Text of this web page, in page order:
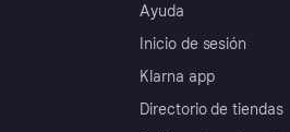
Ayuda
Inicio de sesión
Klarna app
Directorio de tiendas